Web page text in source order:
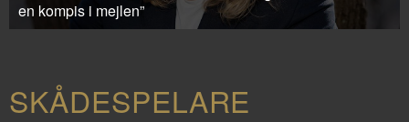
en kompis i mejlen”
SKÅDESPELARE